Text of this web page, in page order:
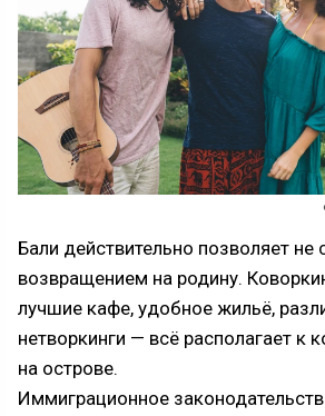
Бали действительно позволяет не
возвращением на родину.
лучшие кафе, удобное жильё,
нетворкинги — всё располагает к
на острове.
Иммиграционное